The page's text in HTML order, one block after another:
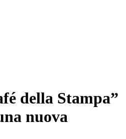
della Stampa”
nuova